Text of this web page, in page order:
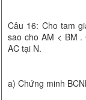
Câu 16: Cho tam
sao cho AM < BM
AC tại N.
a) Chứng minh